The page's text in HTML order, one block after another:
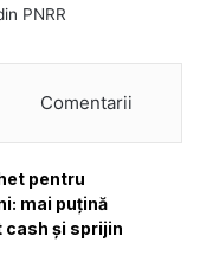
PNRR
Comentarii
pentru
mai puțină
și sprijin